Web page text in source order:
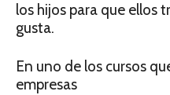
los hijos para que ellos
gusta.
En uno de los cursos
empresas